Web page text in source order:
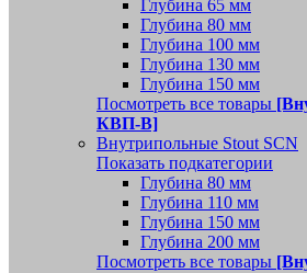
Глубина 65 мм
Глубина 80 мм
Глубина 100 мм
Глубина 130 мм
Глубина 150 мм
Посмотреть все товары
КВП-В]
Внутрипольные Stout SCN
Показать подкатегории
Глубина 80 мм
Глубина 110 мм
Глубина 150 мм
Глубина 200 мм
Посмотреть все товары